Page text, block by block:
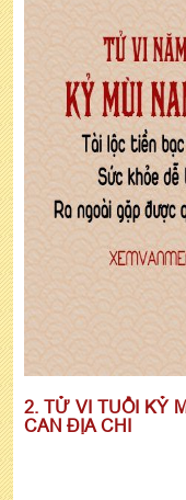
2. TỬ VI TUỔI KỶ
CAN ĐỊA CHI